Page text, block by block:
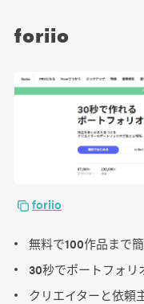
foriio
foriio
無料で100作品まで
30秒でポートフォリ
クリエイターと依頼